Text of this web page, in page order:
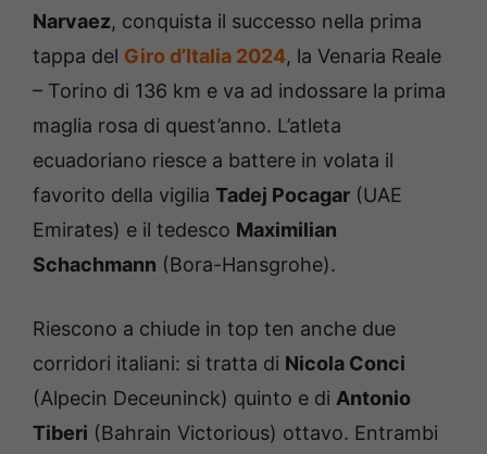
Narvaez, conquista il successo nella prima
tappa del Giro d’Italia 2024, la Venaria Reale
– Torino di 136 km e va ad indossare la prima
maglia rosa di quest’anno. L’atleta
ecuadoriano riesce a battere in volata il
favorito della vigilia Tadej Pocagar (UAE
Emirates) e il tedesco Maximilian
Schachmann (Bora-Hansgrohe).
Riescono a chiude in top ten anche due
corridori italiani: si tratta di Nicola Conci
(Alpecin Deceuninck) quinto e di Antonio
Tiberi (Bahrain Victorious) ottavo. Entrambi